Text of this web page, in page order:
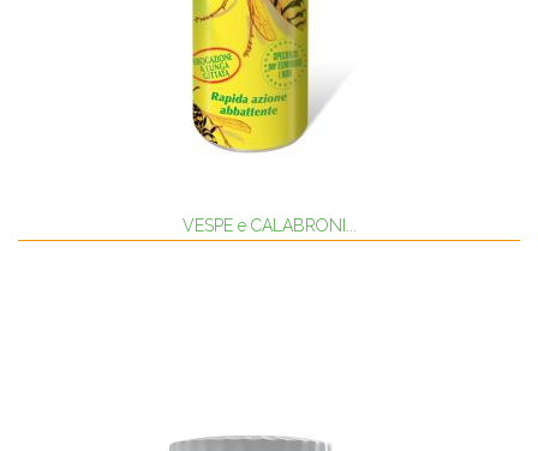
VESPE e CALABRONI...